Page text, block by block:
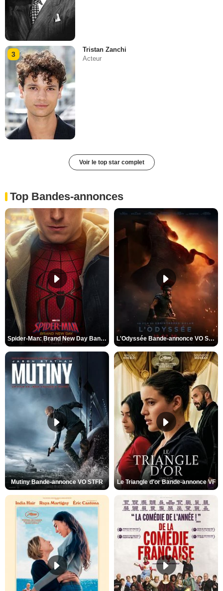
3
Tristan Zanchi
Acteur
Voir le top star complet
Top Bandes-annonces
Spider-Man: Brand New Day Bande-annonce VO STFR L'Odyssée Bande-annonce VO STFR
Mutiny Bande-annonce VO STFR Le Triangle d'or Bande-annonce VF